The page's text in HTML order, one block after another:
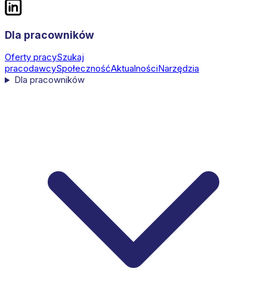
Dla pracowników
Oferty pracySzukaj
pracodawcySpołecznośćAktualnościNarzędzia
Dla pracowników